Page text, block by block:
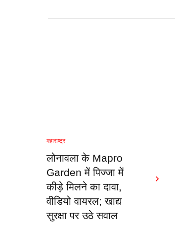
महाराष्ट्र
लोनावला के Mapro
Garden में पिज्जा में
कीड़े मिलने का दावा,
वीडियो वायरल; खाद्य
सुरक्षा पर उठे सवाल